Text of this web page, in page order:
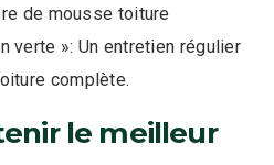
de mousse toiture
verte »: Un entretien régulier
complète.
le meilleur